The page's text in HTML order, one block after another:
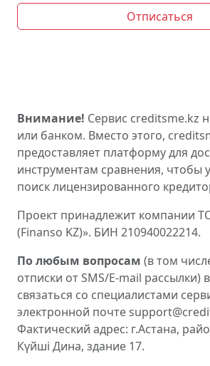
Отписаться
Внимание! Сервис creditsme.kz
или банком. Вместо этого,
предоставляет платформу для
инструментам сравнения, чтобы
поиск лицензированного
Проект принадлежит компании
(Finanso KZ)». БИН 210940022214.
По любым вопросам (в том
отписки от SMS/E-mail рассылки)
связаться со специалистами
электронной почте
Фактический адрес: г.Астана,
Күйші Дина, здание 17.